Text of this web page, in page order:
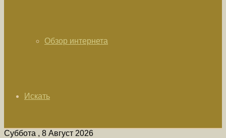
Обзор интернета
Искать
Суббота , 8 Август 2026